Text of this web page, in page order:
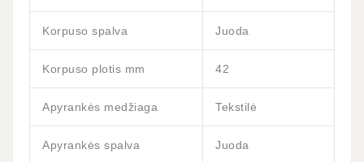
Korpuso spalva Juoda
Korpuso plotis mm 42
Apyrankės medžiaga Tekstilė
Apyrankės spalva Juoda